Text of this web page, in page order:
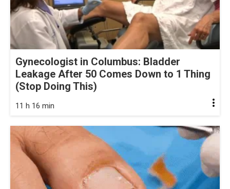
Gynecologist in Columbus: Bladder
Leakage After 50 Comes Down to 1 Thing
(Stop Doing This)
11 h 16 min